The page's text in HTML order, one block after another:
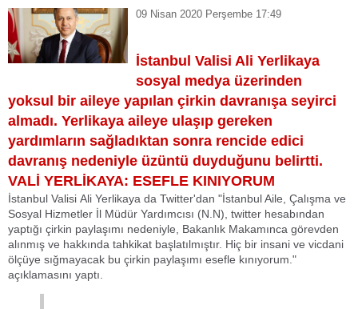
09 Nisan 2020 Perşembe 17:49
İstanbul Valisi Ali Yerlikaya
sosyal medya üzerinden
yoksul bir aileye yapılan çirkin davranışa seyirci
almadı. Yerlikaya aileye ulaşıp gereken
yardımların sağladıktan sonra rencide edici
davranış nedeniyle üzüntü duyduğunu belirtti.
VALİ YERLİKAYA: ESEFLE KINIYORUM
İstanbul Valisi Ali Yerlikaya da Twitter'dan "İstanbul Aile, Çalışma ve
Sosyal Hizmetler İl Müdür Yardımcısı (N.N), twitter hesabından
yaptığı çirkin paylaşımı nedeniyle, Bakanlık Makamınca görevden
alınmış ve hakkında tahkikat başlatılmıştır. Hiç bir insani ve vicdani
ölçüye sığmayacak bu çirkin paylaşımı esefle kınıyorum."
açıklamasını yaptı.